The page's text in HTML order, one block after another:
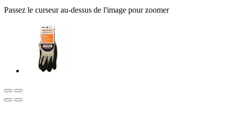
Passez le curseur au-dessus de l'image pour zoomer